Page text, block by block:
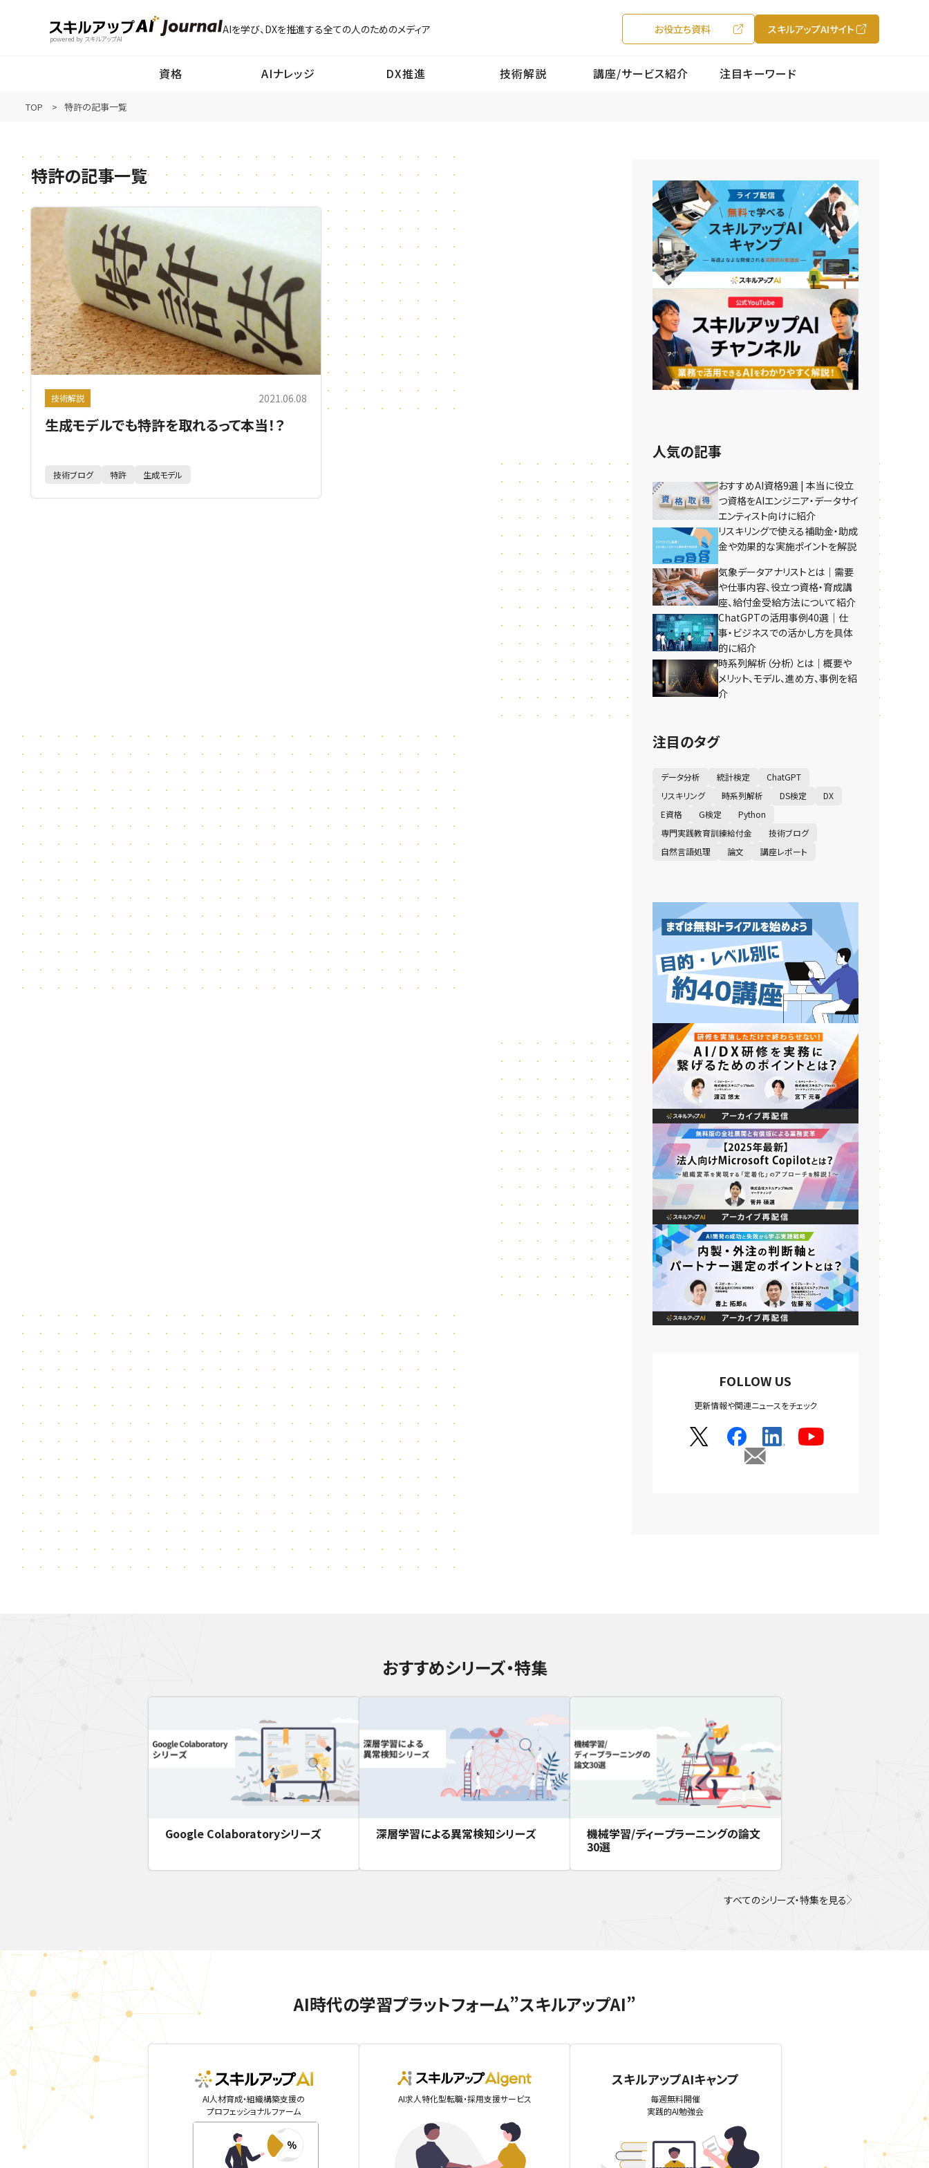
powered by スキルアップAI
AIを学び、DXを推進する全ての人のためのメディア お役立ち資料 スキルアップAIサイト
資格 AIナレッジ DX推進 技術解説 講座/サービス紹介 注目キーワード
TOP 特許の記事一覧
特許の記事一覧
技術解説 2021.06.08
生成モデルでも特許を取れるって本当！？
技術ブログ 特許 生成モデル
人気の記事
おすすめAI資格9選 | 本当に役立
つ資格をAIエンジニア・データサイ
エンティスト向けに紹介
リスキリングで使える補助金・助成
金や効果的な実施ポイントを解説
気象データアナリストとは｜需要
や仕事内容、役立つ資格・育成講
座、給付金受給方法について紹介
ChatGPTの活用事例40選｜仕
事・ビジネスでの活かし方を具体
的に紹介
時系列解析（分析）とは｜概要や
メリット、モデル、進め方、事例を紹
介
注目のタグ
データ分析 統計検定
ChatGPT
リスキリング
時系列解析 DS検定
DX
E資格
G検定
Python
専門実践教育訓練給付金
技術ブログ
自然言語処理
論文 講座レポート
FOLLOW US
更新情報や関連ニュースをチェック
おすすめシリーズ・特集
Google Colaboratoryシリーズ 深層学習による異常検知シリーズ 機械学習/ディープラーニングの論文
30選
すべてのシリーズ・特集を見る
AI時代の学習プラットフォーム”スキルアップAI”
skillupai
AI人材育成・組織構築支援の
プロフェッショナルファーム
AI求人特化型転職・採用支援サービス
スキルアップAIキャンプ
毎週無料開催
実践的AI勉強会